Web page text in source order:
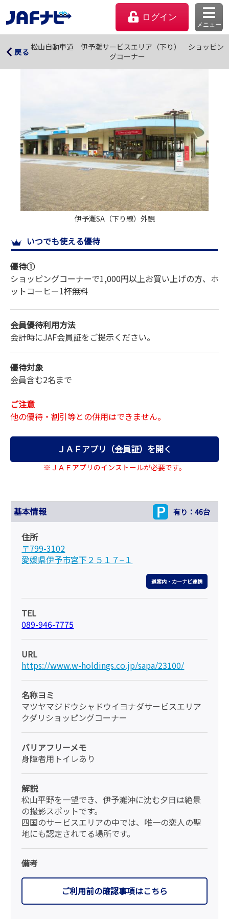
ログイン
メニュー
会員優待のご利用方法
サイトマップ
戻る 松山自動車道 伊予灘サービスエリア（下り） ショッピン
グコーナー
松山自動車道 伊予灘サービスエリア（下り） ショッ
ピングコーナー
伊予灘SA（下り線）外観
いつでも使える優待
優待①
ショッピングコーナーで1,000円以上お買い上げの方、ホ
ットコーヒー1杯無料
会員優待利用方法
会計時にJAF会員証をご提示ください。
優待対象
会員含む2名まで
ご注意
他の優待・割引等との併用はできません。
ＪＡＦアプリ（会員証）を開く
※ＪＡＦアプリのインストールが必要です。
基本情報 有り：46台
住所
〒799-3102
愛媛県伊予市宮下２５１７−１
道案内・カーナビ連携
TEL
089-946-7775
URL
https://www.w-holdings.co.jp/sapa/23100/
名称ヨミ
マツヤマジドウシャドウイヨナダサービスエリア
クダリショッピングコーナー
バリアフリーメモ
身障者用トイレあり
解説
松山平野を一望でき、伊予灘沖に沈む夕日は絶景
の撮影スポットです。
四国のサービスエリアの中では、唯一の恋人の聖
地にも認定されてる場所です。
備考
ご利用前の確認事項はこちら